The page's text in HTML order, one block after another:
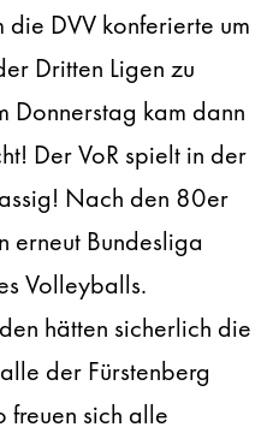
DVV konferierte um
Dritten Ligen zu
Donnerstag kam dann
Der VoR spielt in der
Nach den 80er
erneut Bundesliga
Volleyballs.
hätten sicherlich die
der Fürstenberg
freuen sich alle